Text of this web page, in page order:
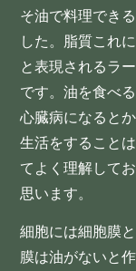
そ油で料理でき
した。脂質これ
と表現されるラ
です。油を食べ
心臓病になると
生活をすること
てよく理解して
思います。
細胞には細胞膜
膜は油がないと